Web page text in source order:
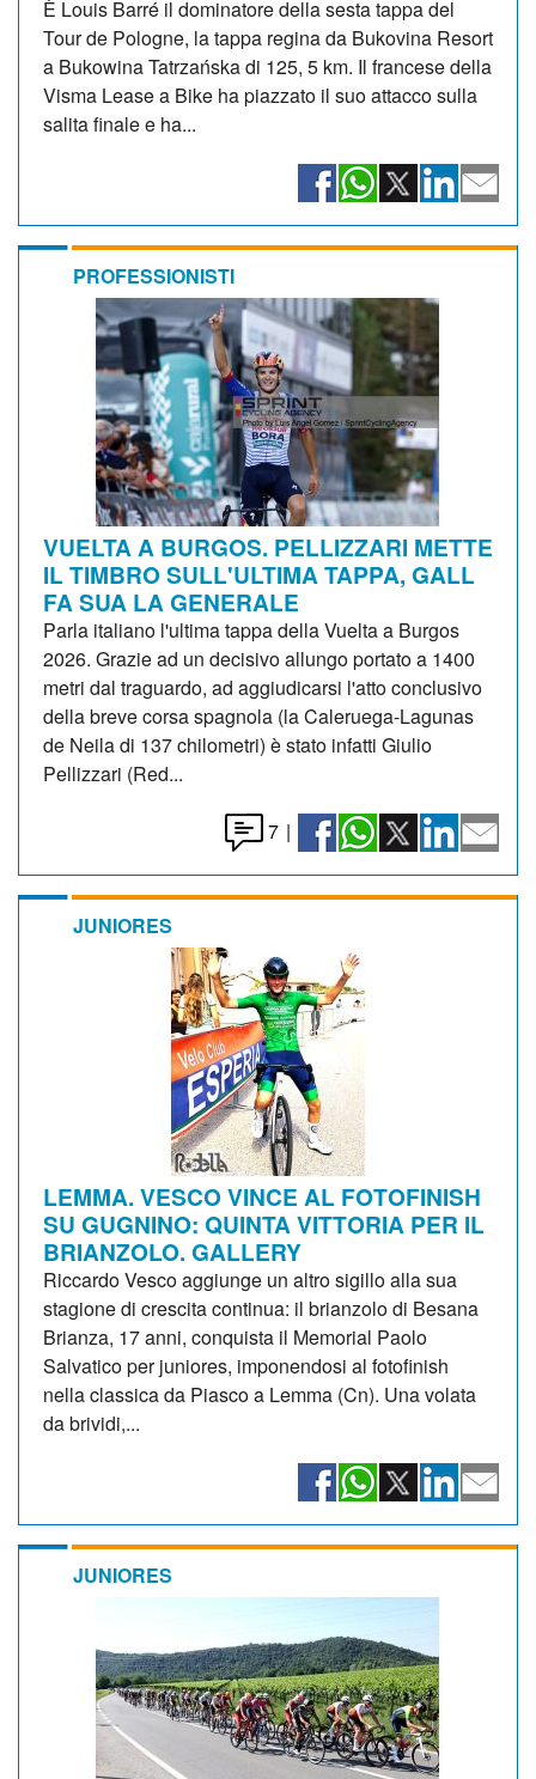
È Louis Barré il dominatore della sesta tappa del
Tour de Pologne, la tappa regina da Bukovina Resort
a Bukowina Tatrzańska di 125, 5 km. Il francese della
Visma Lease a Bike ha piazzato il suo attacco sulla
salita finale e ha...
PROFESSIONISTI
VUELTA A BURGOS. PELLIZZARI METTE
IL TIMBRO SULL'ULTIMA TAPPA, GALL
FA SUA LA GENERALE
Parla italiano l'ultima tappa della Vuelta a Burgos
2026. Grazie ad un decisivo allungo portato a 1400
metri dal traguardo, ad aggiudicarsi l'atto conclusivo
della breve corsa spagnola (la Caleruega-Lagunas
de Neila di 137 chilometri) è stato infatti Giulio
Pellizzari (Red...
7 |
JUNIORES
LEMMA. VESCO VINCE AL FOTOFINISH
SU GUGNINO: QUINTA VITTORIA PER IL
BRIANZOLO. GALLERY
Riccardo Vesco aggiunge un altro sigillo alla sua
stagione di crescita continua: il brianzolo di Besana
Brianza, 17 anni, conquista il Memorial Paolo
Salvatico per juniores, imponendosi al fotofinish
nella classica da Piasco a Lemma (Cn). Una volata
da brividi,...
JUNIORES